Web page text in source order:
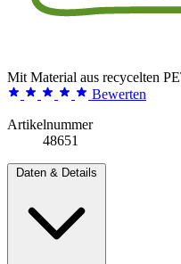
Mit Material aus recycelten
Bewerten
Artikelnummer
48651
Daten & Details